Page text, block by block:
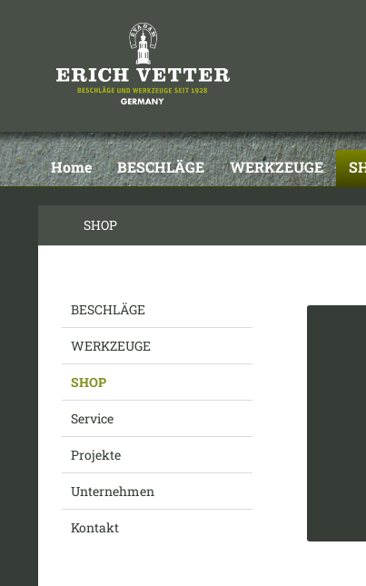
Home BESCHLÄGE WERKZEUGE
SHOP
BESCHLÄGE
WERKZEUGE
SHOP
Service
Projekte
Unternehmen
Kontakt